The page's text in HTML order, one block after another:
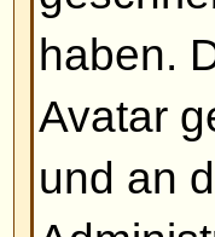
Nach oben
Wie kann
Um eine
müssen
Sie eine